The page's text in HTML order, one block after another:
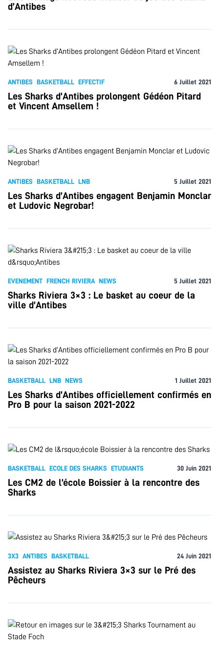
d’Antibes
ANTIBES BASKETBALL EFFECTIF 6 Juillet 2021
Les Sharks d’Antibes prolongent Gédéon Pitard
et Vincent Amsellem !
ANTIBES BASKETBALL LNB 5 Juillet 2021
Les Sharks d’Antibes engagent Benjamin Monclar
et Ludovic Negrobar!
EVENEMENT FRENCH RIVIERA NEWS 5 Juillet 2021
Sharks Riviera 3×3 : Le basket au coeur de la
ville d’Antibes
BASKETBALL LNB NEWS 1 Juillet 2021
Les Sharks d’Antibes officiellement confirmés en
Pro B pour la saison 2021-2022
BASKETBALL ECOLE DES SHARKS ETUDIANTS 30 Juin 2021
Les CM2 de l’école Boissier à la rencontre des
Sharks
3X3 ANTIBES BASKETBALL 24 Juin 2021
Assistez au Sharks Riviera 3×3 sur le Pré des
Pêcheurs